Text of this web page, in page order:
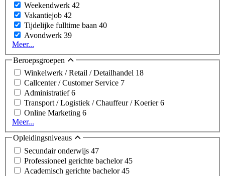
Weekendwerk 42
Vakantiejob 42
Tijdelijke fulltime baan 40
Avondwerk 39
Meer...
Beroepsgroepen
Winkelwerk / Retail / Detailhandel 18
Callcenter / Customer Service 7
Administratief6
Transport / Logistiek / Chauffeur / Koerier6
Online Marketing 6
Meer...
Opleidingsniveaus
Secundair onderwijs 47
Professioneel gerichte bachelor45
Academisch gerichte bachelor45